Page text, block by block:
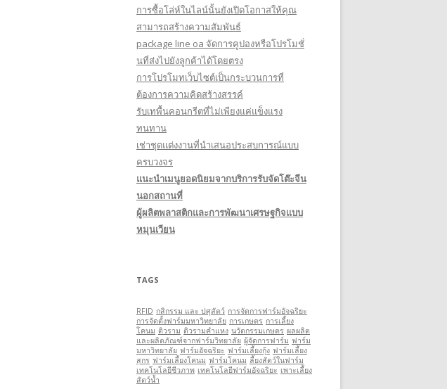
การซื้อโล่ห์ในไลน์นั้นยังเปิดโอกาสให้คุณ
สามารถสร้างความสัมพันธ์
package line oa จัดการคูปองหรือโปรโมชั่
นที่ส่งไปยังลูกค้าได้โดยตรง
การโปรโมทเว็บไซต์เป็นกระบวนการที่
ต้องการความคิดสร้างสรรค์
รับเทพื้นคอนกรีตที่ไม่เพียงแค่แข็งแรง
ทนทาน
เช่าชุดแต่งงานที่นำเสนอประสบการณ์แบบ
ครบวงจร
แนะนำเมนูยอดนิยมจากบริการรับจัดโต๊ะจีน
นอกสถานที่
ผู้ผลิตพลาสติกและการพัฒนาเศรษฐกิจแบบ
หมุนเวียน
TAGS
RFID กสิกรรม และ ปศุสัตว์ การจัดการฟาร์มอัจฉริยะ
การจัดตั้งฟาร์มมหาวิทยาลัย การเกษตร การเลี้ยง
โคนม ติวราม ติวรามคำแหง นวัตกรรมเกษตร ผลผลิต
และผลิตภัณฑ์จากฟาร์มวิทยาลัย ผู้จัดการฟาร์ม ฟาร์ม
มหาวิทยาลัย ฟาร์มอัจฉริยะ ฟาร์มเลี้ยงกุ้ง ฟาร์มเลี้ยง
สุกร ฟาร์มเลี้ยงโคนม ฟาร์มโคนม ลี้ยงสัตว์ในฟาร์ม
เทคโนโลยีชีวภาพ เทคโนโลยีฟาร์มอัจฉริยะ เพาะเลี้ยง
สัตว์นํ้า